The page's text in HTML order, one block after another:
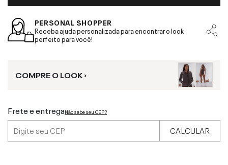
PERSONAL SHOPPER
Receba ajuda personalizada para encontrar o look
perfeito para você!
COMPRE O LOOK ›
Frete e entregaNão sabe seu CEP?
CALCULAR